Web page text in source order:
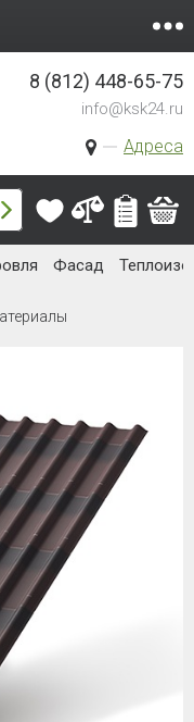
Адреса
8 (812) 448-65-75
info@ksk24.ru
Фасад